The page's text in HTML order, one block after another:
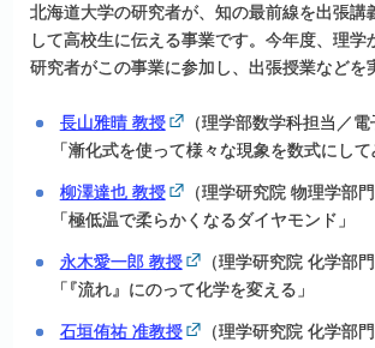
北海道大学の研究者が、知の最前線を出張講
して高校生に伝える事業です。今年度、理学
研究者がこの事業に参加し、出張授業などを
長山雅晴 教授
（理学部数学科担当／電
「漸化式を使って様々な現象を数式にして
柳澤達也 教授
（理学研究院 物理学部門
「極低温で柔らかくなるダイヤモンド」
永木愛一郎 教授
（理学研究院 化学部門
「『流れ』にのって化学を変える」
石垣侑祐 准教授
（理学研究院 化学部門